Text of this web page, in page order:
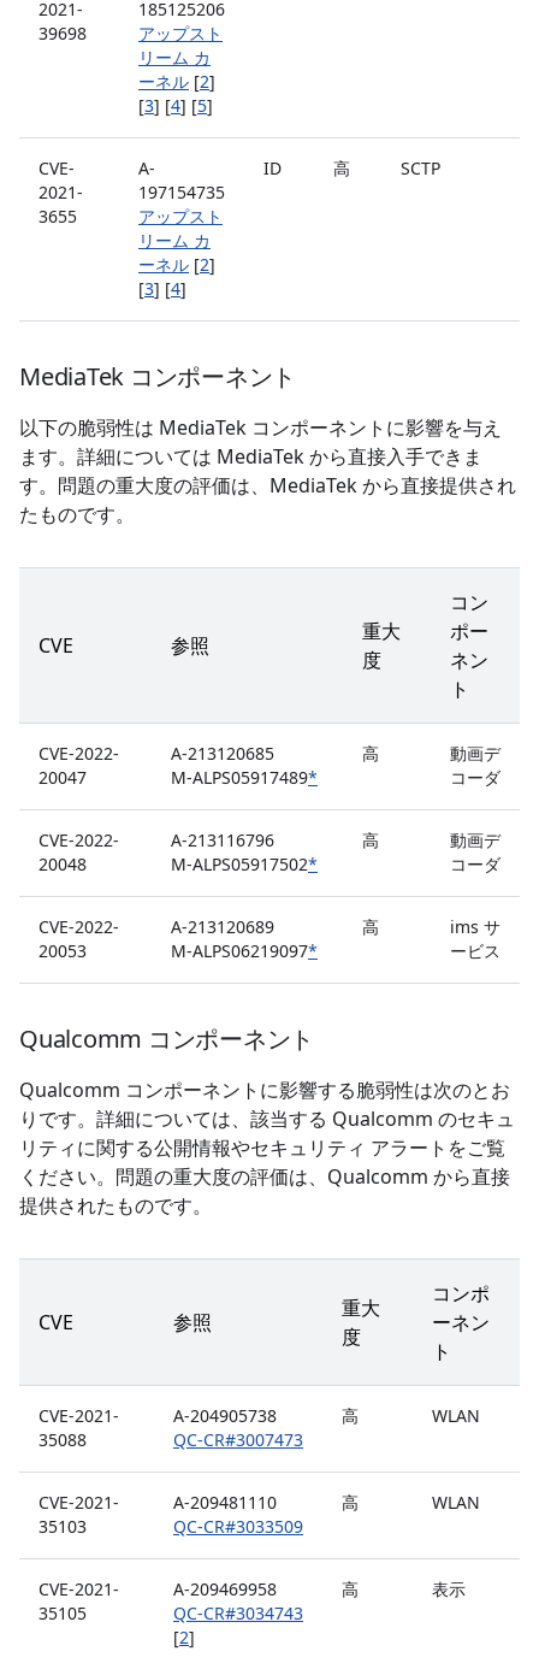
2021-
39698
185125206
アップスト
リーム カ
ーネル [2]
[3] [4] [5]
CVE-
2021-
3655
A-
197154735
アップスト
リーム カ
ーネル [2]
[3] [4]
ID 高 SCTP
MediaTek コンポーネント
以下の脆弱性は MediaTek コンポーネントに影響を与え
ます。詳細については MediaTek から直接入手できま
す。問題の重大度の評価は、MediaTek から直接提供され
たものです。
CVE 参照
重大
度
コン
ポー
ネン
ト
CVE-2022-
20047
A-213120685
M-ALPS05917489*
高
動画デ
コーダ
CVE-2022-
20048
A-213116796
M-ALPS05917502*
高
動画デ
コーダ
CVE-2022-
20053
A-213120689
M-ALPS06219097*
高
ims サ
ービス
Qualcomm コンポーネント
Qualcomm コンポーネントに影響する脆弱性は次のとお
りです。詳細については、該当する Qualcomm のセキュ
リティに関する公開情報やセキュリティ アラートをご覧
ください。問題の重大度の評価は、Qualcomm から直接
提供されたものです。
CVE 参照
重大
度
コンポ
ーネン
ト
CVE-2021-
35088
A-204905738
QC-CR#3007473
高 WLAN
CVE-2021-
35103
A-209481110
QC-CR#3033509
高 WLAN
CVE-2021-
35105
A-209469958
QC-CR#3034743
[2]
高 表示